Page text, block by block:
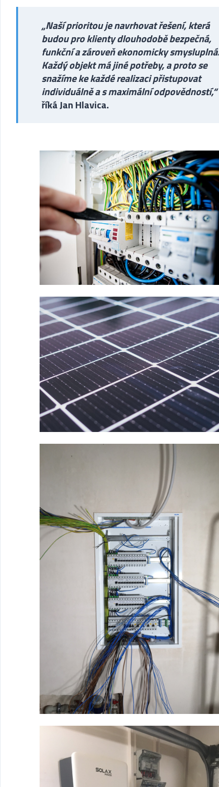
„Naší prioritou je navrhovat řešení, která
budou pro klienty dlouhodobě bezpečná,
funkční a zároveň ekonomicky
Každý objekt má jiné potřeby, a proto se
snažíme ke každé realizaci přistupovat
individuálně a s maximální odpovědností,“
říká Jan Hlavica.